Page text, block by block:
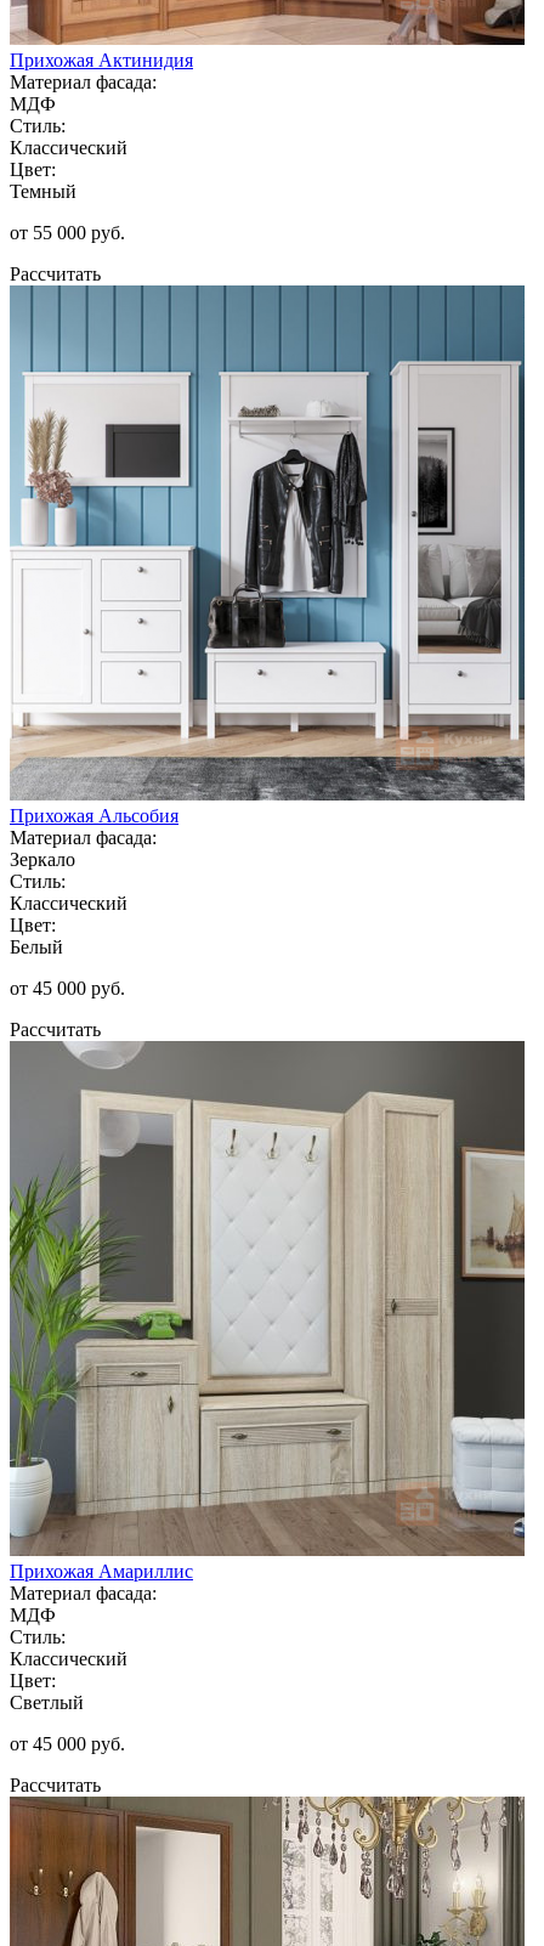
Прихожая Актинидия
Материал фасада:
МДФ
Стиль:
Классический
Цвет:
Темный
от 55 000 руб.
Рассчитать
Прихожая Альсобия
Материал фасада:
Зеркало
Стиль:
Классический
Цвет:
Белый
от 45 000 руб.
Рассчитать
Прихожая Амариллис
Материал фасада:
МДФ
Стиль:
Классический
Цвет:
Светлый
от 45 000 руб.
Рассчитать